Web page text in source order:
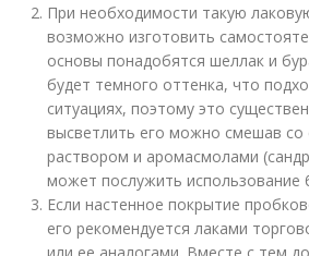
При необходимости такую
возможно изготовить
основы понадобятся шеллак и
будет темного оттенка, что
ситуациях, поэтому это
высветлить его можно смешав со
раствором и аромасмолами
может послужить использование
Если настенное покрытие
его рекомендуется лаками
или ее аналогами. Вместе с тем